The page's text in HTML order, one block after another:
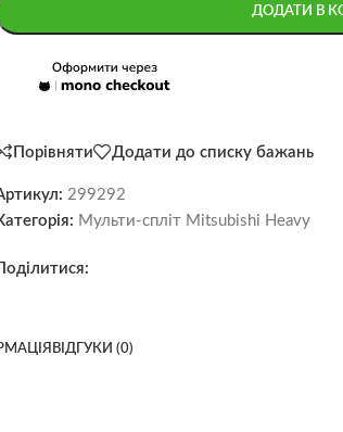
ДОДАТИ В
Порівняти Додати до списку бажань
299292
Мульти-спліт Mitsubishi Heavy
ВІДГУКИ (0)